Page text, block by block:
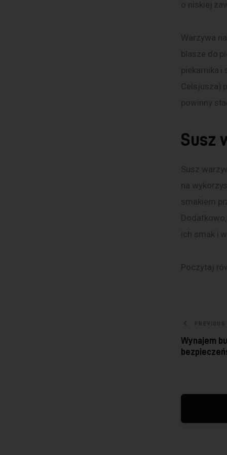
o niskiej
Warzywa
blasze do
piekarnika i
Celsjusza)
powinny
Susz
Susz
na
smakiem
ich smak i
Poczytaj
PREVIOUS
Wynajem